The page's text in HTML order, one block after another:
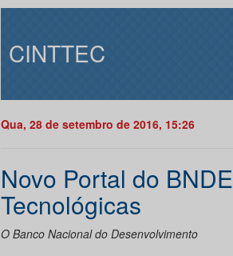
CINTTEC
Qua, 28 de setembro de 2016, 15:26
Novo Portal do
Tecnológicas
O Banco Nacional do Desenvolvimento